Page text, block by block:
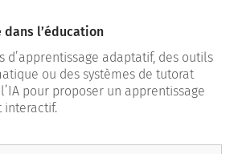
dans l’éducation
d’apprentissage adaptatif, des outils
ou des systèmes de tutorat
pour proposer un apprentissage
interactif.